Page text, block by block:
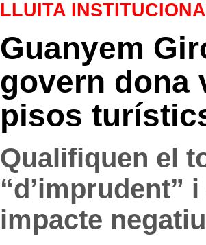
LLUITA
Guanyem
govern dona
pisos
Qualifiquen el
“d’imprudent”
impacte